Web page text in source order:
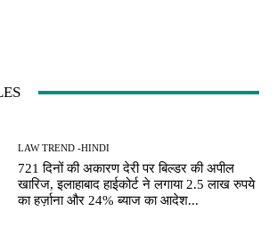
LAW TREND -HINDI
721 दिनों की अकारण देरी पर बिल्डर की अपील
खारिज, इलाहाबाद हाईकोर्ट ने लगाया 2.5 लाख रुपये
का हर्ज़ाना और 24% ब्याज का आदेश...